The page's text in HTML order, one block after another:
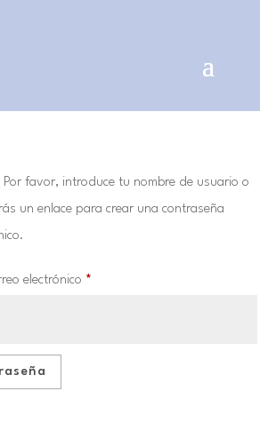
favor, introduce tu nombre de usuario o
un enlace para crear una contraseña
electrónico *